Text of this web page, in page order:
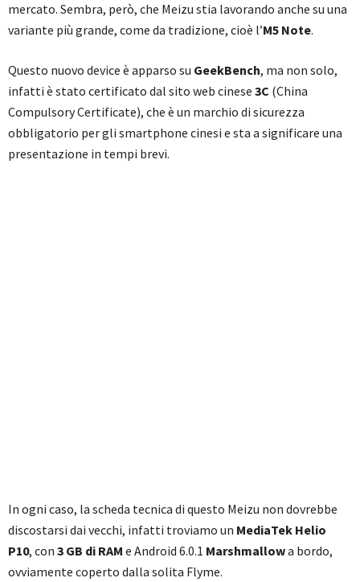
mercato. Sembra, però, che Meizu stia lavorando anche su una
variante più grande, come da tradizione, cioè l’M5 Note.
Questo nuovo device è apparso su GeekBench, ma non solo,
infatti è stato certificato dal sito web cinese 3C (China
Compulsory Certificate), che è un marchio di sicurezza
obbligatorio per gli smartphone cinesi e sta a significare una
presentazione in tempi brevi.
In ogni caso, la scheda tecnica di questo Meizu non dovrebbe
discostarsi dai vecchi, infatti troviamo un MediaTek Helio
P10, con 3 GB di RAM e Android 6.0.1 Marshmallowa bordo,
ovviamente coperto dalla solita Flyme.